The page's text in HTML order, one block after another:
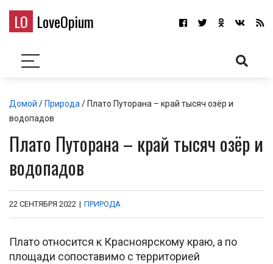
LO LoveOpium
Домой / Природа / Плато Путорана – край тысяч озёр и
водопадов
Плато Путорана – край тысяч озёр и
водопадов
22 СЕНТЯБРЯ 2022 | ПРИРОДА
Плато относится к Красноярскому краю, а по
площади сопоставимо с территорией